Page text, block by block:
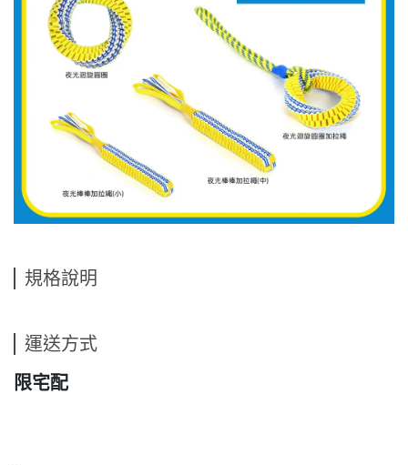
規格說明
運送方式
限宅配